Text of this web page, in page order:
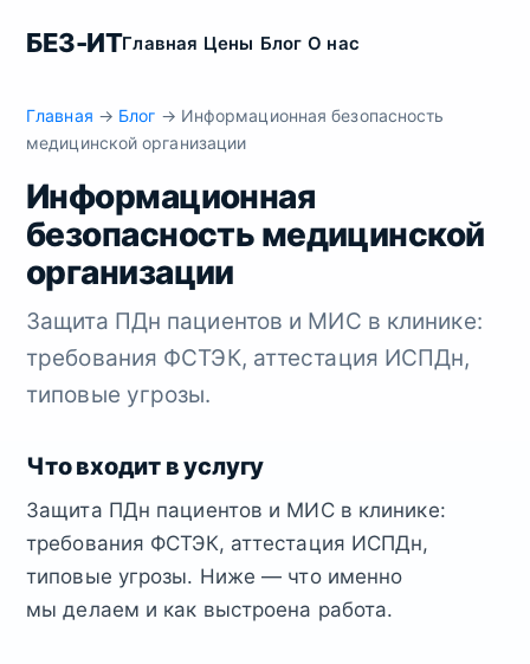
БЕЗ-ИТГлавная Цены Блог О нас
Главная → Блог → Информационная безопасность
медицинской организации
Информационная
безопасность медицинской
организации
Защита ПДн пациентов и МИС в клинике:
требования ФСТЭК, аттестация ИСПДн,
типовые угрозы.
Что входит в услугу
Защита ПДн пациентов и МИС в клинике:
требования ФСТЭК, аттестация ИСПДн,
типовые угрозы. Ниже — что именно
мы делаем и как выстроена работа.